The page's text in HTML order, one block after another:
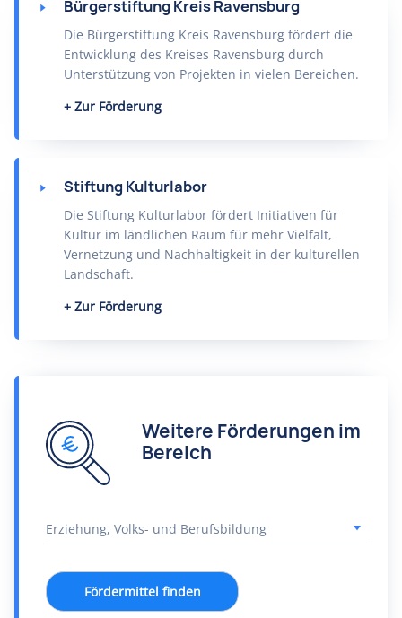
Bürgerstiftung Kreis Ravensburg
Die Bürgerstiftung Kreis Ravensburg fördert die
Entwicklung des Kreises Ravensburg durch
Unterstützung von Projekten in vielen Bereichen.
Zur Förderung
Stiftung Kulturlabor
Die Stiftung Kulturlabor fördert Initiativen für
Kultur im ländlichen Raum für mehr Vielfalt,
Vernetzung und Nachhaltigkeit in der kulturellen
Landschaft.
Zur Förderung
Weitere Förderungen im
Bereich
Fördermittel finden